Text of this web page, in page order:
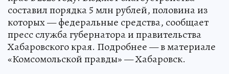
составил порядка 5 млн рублей, половина из
которых — федеральные средства, сообщает
пресс служба губернатора и правительства
Хабаровского края. Подробнее — в материале
«Комсомольской правды» — Хабаровск.